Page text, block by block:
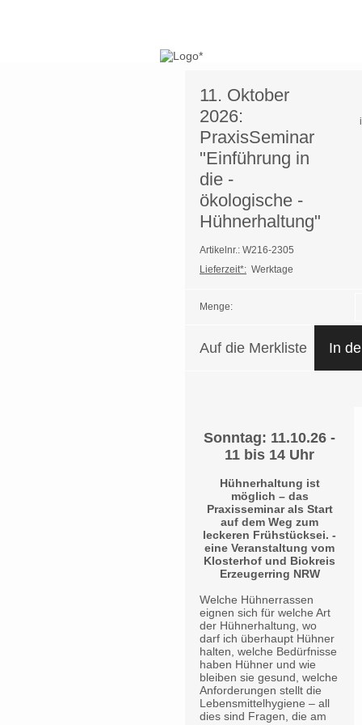
11. Oktober
2026:
PraxisSeminar
"Einführung in
die -
ökologische -
Hühnerhaltung"
Artikelnr.: W216-2305
Lieferzeit*: Werktage
Menge:
Auf die Merkliste In
Sonntag: 11.10.26 -
11 bis 14 Uhr
Hühnerhaltung ist
möglich – das
Praxisseminar als Start
auf dem Weg zum
leckeren Frühstücksei. -
eine Veranstaltung vom
Klosterhof und Biokreis
Erzeugerring NRW
Welche Hühnerrassen
eignen sich für welche Art
der Hühnerhaltung, wo
darf ich überhaupt Hühner
halten, welche Bedürfnisse
haben Hühner und wie
bleiben sie gesund, welche
Anforderungen stellt die
Lebensmittelhygiene – all
dies sind Fragen, die am